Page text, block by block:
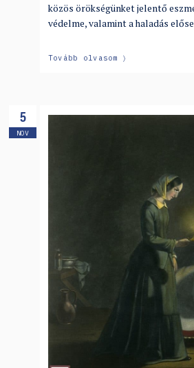
közös örökségünket jelentő
védelme, valamint a haladás
Tovább olvasom
5
NOV